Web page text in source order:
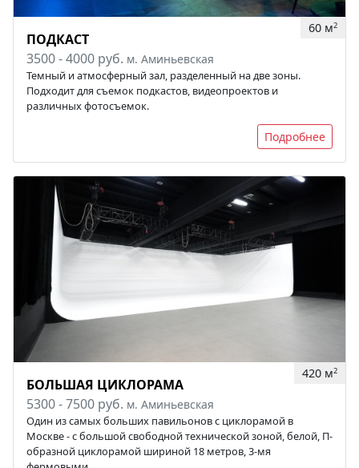
60 м2
ПОДКАСТ
3500 - 4000 руб. м. Аминьевская
Темный и атмосферный зал, разделенный на две зоны.
Подходит для съемок подкастов, видеопроектов и
различных фотосъемок.
Подробнее
420 м2
БОЛЬШАЯ ЦИКЛОРАМА
5300 - 7500 руб. м. Аминьевская
Один из самых больших павильонов с циклорамой в
Москве - с большой свободной технической зоной, белой, П-
образной циклорамой шириной 18 метров, 3-мя